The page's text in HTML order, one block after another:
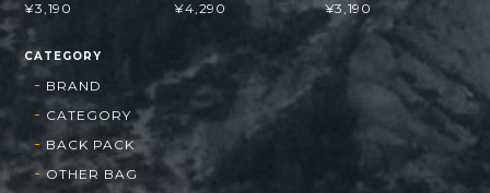
¥3,190
¥4,290
¥3,190
CATEGORY
BRAND
CATEGORY
BACK PACK
OTHER BAG